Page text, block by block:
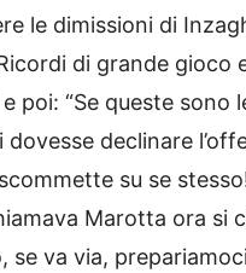
le dimissioni di
di grande gioco
poi: “Se queste sono
declinare
su se
Marotta ora si
va via,